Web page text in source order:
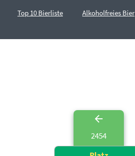
Top 10 Bierliste Alkoholfreies Bier
2454